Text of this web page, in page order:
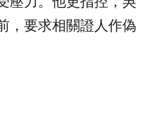
，要求相關證人作偽